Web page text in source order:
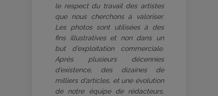
le respect du travail des artistes
que nous cherchons à valoriser.
Les photos sont utilisées à des
fins illustratives et non dans un
but d’exploitation commerciale.
Après plusieurs décennies
d’existence, des dizaines de
milliers d’articles, et une évolution
de notre équipe de rédacteurs,